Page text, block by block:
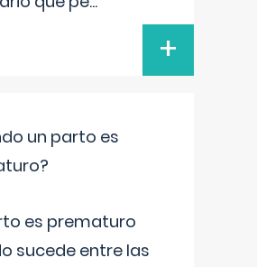
+
un parto es
es prematuro
sucede entre las